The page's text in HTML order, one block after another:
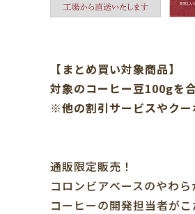
【まとめ買い対象商品】
対象のコーヒー豆100gを
※他の割引サービスやクー
通販限定販売！
コロンビアベースのやわ
コーヒーの開発担当者がこ